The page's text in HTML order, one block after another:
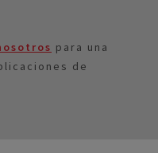
para una
de